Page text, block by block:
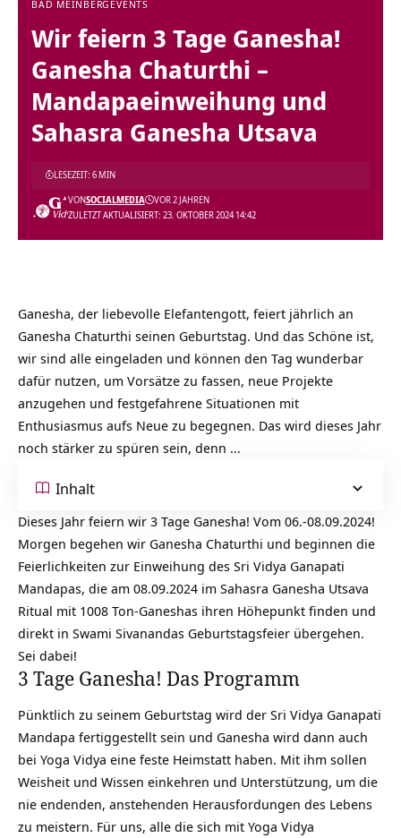
BAD MEINBERG EVENTS
Wir feiern 3 Tage Ganesha!
Ganesha Chaturthi –
Mandapaeinweihung und
Sahasra Ganesha Utsava
ZULETZT AKTUALISIERT: 23. OKTOBER 2024 14:42
VONSOCIALMEDIA VOR 2 JAHREN
LESEZEIT: 6 MIN
Ganesha, der liebevolle Elefantengott, feiert jährlich an
Ganesha Chaturthi seinen Geburtstag. Und das Schöne ist,
wir sind alle eingeladen und können den Tag wunderbar
dafür nutzen, um Vorsätze zu fassen, neue Projekte
anzugehen und festgefahrene Situationen mit
Enthusiasmus aufs Neue zu begegnen. Das wird dieses Jahr
noch stärker zu spüren sein, denn …
Inhalt
Dieses Jahr feiern wir 3 Tage Ganesha! Vom 06.-08.09.2024!
Morgen begehen wir Ganesha Chaturthi und beginnen die
Feierlichkeiten zur Einweihung des Sri Vidya Ganapati
Mandapas, die am 08.09.2024 im Sahasra Ganesha Utsava
Ritual mit 1008 Ton-Ganeshas ihren Höhepunkt finden und
direkt in Swami Sivanandas Geburtstagsfeier übergehen.
Sei dabei!
3 Tage Ganesha! Das Programm
Pünktlich zu seinem Geburtstag wird der Sri Vidya Ganapati
Mandapa fertiggestellt sein und Ganesha wird dann auch
bei Yoga Vidya eine feste Heimstatt haben. Mit ihm sollen
Weisheit und Wissen einkehren und Unterstützung, um die
nie endenden, anstehenden Herausfordungen des Lebens
zu meistern. Für uns, alle die sich mit Yoga Vidya